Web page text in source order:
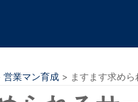
営業マン育成 > ますます求めら